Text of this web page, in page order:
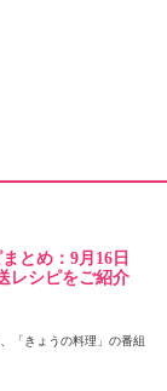
とめ：9月16日
レシピをご紹介
「きょうの料理」の番組